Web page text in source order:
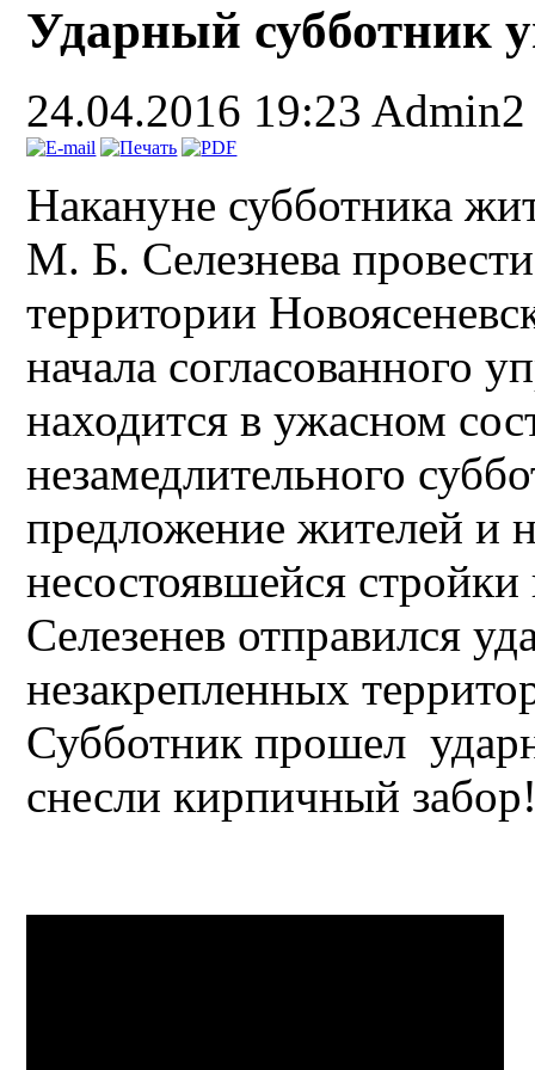
Ударный субботник
24.04.2016 19:23 Admin2
Накануне субботника
М. Б. Селезнева
территории
начала согласованного
находится в ужасном
незамедлительного
предложение жителей и
несостоявшейся
Селезенев отправился
незакрепленных
Субботник прошел
снесли кирпичный